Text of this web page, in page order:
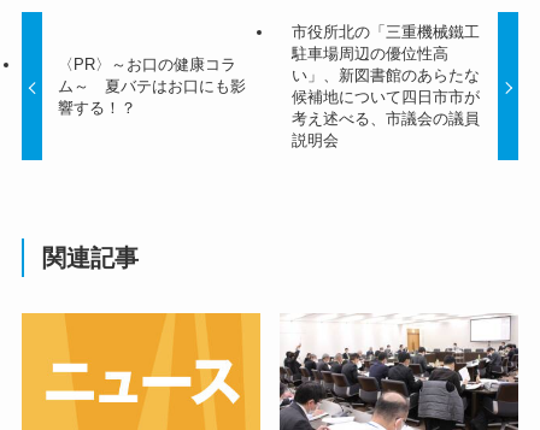
〈PR〉～お口の健康コラ
ム～ 夏バテはお口にも影
響する！？
市役所北の「三重機械鐵工
駐車場周辺の優位性高
い」、新図書館のあらたな
候補地について四日市市が
考え述べる、市議会の議員
説明会
関連記事